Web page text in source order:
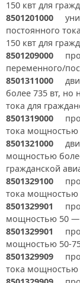
150 квт для
8501201000
постоянного
150 квт для
8501209000
переменного/
8501311000
более 735 вт, но
тока для
8501319000
тока мощностью
8501321000
мощностью
гражданской
8501329100
тока мощностью
8501329901
мощностью 50 —
8501329901
мощностью 50-
8501329909
тока мощностью